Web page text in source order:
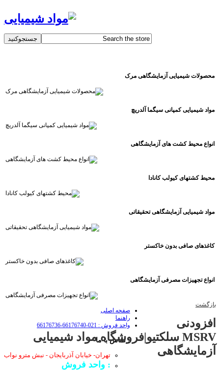
محصولات شیمیایی آزمایشگاهی مرک
مواد شیمیایی کمپانی سیگما آلدریچ
انواع محیط کشت های آزمایشگاهی
محیط کشتهای کیولب کانادا
مواد شیمیایی آزمایشگاهی تحقیقاتی
کاغذهای صافی بدون خاکستر
انواع تجهیزات مصرفی آزمایشگاهی
صفحه اصلی
راهنما
واحد فروش : 021-66176740-66176736
: تماس با ما
تهران- خیابان آذربایجان - نبش مترو نواب
: واحد فروش
بازگشت
افزودنی
MSRV سلکتیو|فروشگاه مواد شیمیایی
آزمایشگاهی